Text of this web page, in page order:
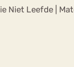
Niet Leefde |